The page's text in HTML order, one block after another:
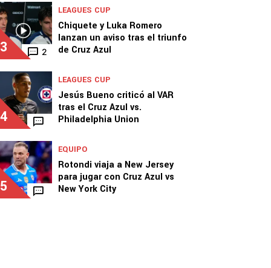
3 2
LEAGUES CUP
Chiquete y Luka Romero
lanzan un aviso tras el triunfo
de Cruz Azul
4
LEAGUES CUP
Jesús Bueno criticó al VAR
tras el Cruz Azul vs.
Philadelphia Union
5
EQUIPO
Rotondi viaja a New Jersey
para jugar con Cruz Azul vs
New York City